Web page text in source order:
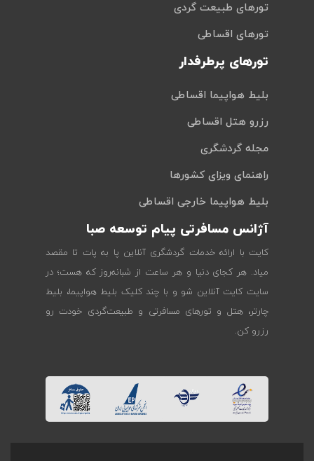
تورهای طبیعت گردی
تورهای اقساطی
تورهای پرطرفدار
بلیط هواپیما اقساطی
رزرو هتل اقساطی
مجله گردشگری
راهنمای ویزای کشورها
بلیط هواپیما خارجی اقساطی
آژانس مسافرتی پیام توسعه صبا
کایت با ارائه خدمات گردشگری آنلاین پا به پات تا مقصد
میاد. هر کجای دنیا و هر ساعت از شبانه‌روز که هست؛ در
سایت کایت آنلاین شو و با چند کلیک بلیط هواپیما، بلیط
چارتر، هتل و تورهای مسافرتی و طبیعت‌گردی خودت رو
رزرو کن.